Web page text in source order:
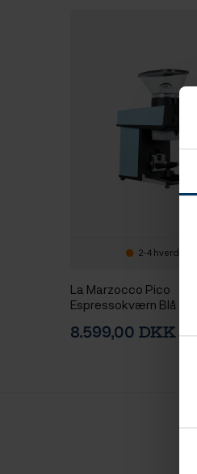
2-4 hverdage
La Marzocco Pico
Espressokværn Blå
8.599,00 DKK